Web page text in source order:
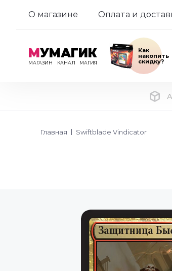
О магазине Оплата и
МУМАГИК
МАГАЗИН КАНАЛ МАГИЯ
Как
накопить
скидку?
Главная Swiftblade Vindicator